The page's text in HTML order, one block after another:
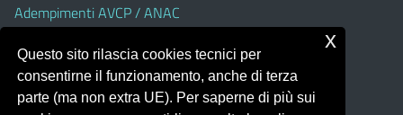
Adempimenti AVCP / ANAC
Dichiarazione di accessibilità
Questo sito rilascia cookies tecnici per
consentirne il funzionamento, anche di terza
parte (ma non extra UE). Per saperne di più sui
x